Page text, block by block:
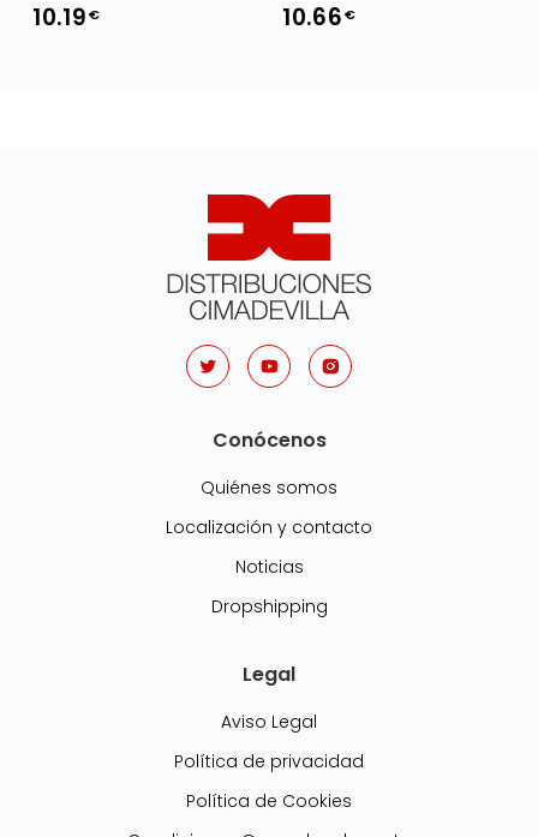
10.19€ 10.66€
Conócenos
Quiénes somos
Localización y contacto
Noticias
Dropshipping
Legal
Aviso Legal
Política de privacidad
Política de Cookies